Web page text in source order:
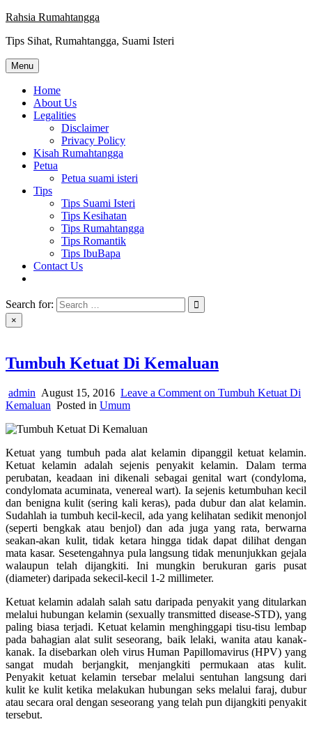
Skip
content
Rahsia Rumahtangga
Tips Sihat, Rumahtangga, Suami Isteri
Menu
Home
About Us
Legalities
Disclaimer
Privacy Policy
Kisah Rumahtangga
Petua
Petua suami isteri
Tips
Tips Suami Isteri
Tips Kesihatan
Tips Rumahtangga
Tips Romantik
Tips IbuBapa
Contact Us
Search for:
×
Tumbuh Ketuat Di Kemaluan
admin August 15, 2016 Leave a Comment on Tumbuh Ketuat Di
Kemaluan Posted in Umum
Ketuat yang tumbuh pada alat kelamin dipanggil ketuat kelamin.
Ketuat kelamin adalah sejenis penyakit kelamin. Dalam terma
perubatan, keadaan ini dikenali sebagai genital wart (condyloma,
condylomata acuminata, venereal wart). Ia sejenis ketumbuhan kecil
dan benigna kulit (sering kali keras), pada dubur dan alat kelamin.
Sudahlah ia tumbuh kecil-kecil, ada yang kelihatan sedikit menonjol
(seperti bengkak atau benjol) dan ada juga yang rata, berwarna
seakan-akan kulit, tidak ketara hingga tidak dapat dilihat dengan
mata kasar. Sesetengahnya pula langsung tidak menunjukkan gejala
walaupun telah dijangkiti. Ini mungkin berukuran garis pusat
(diameter) daripada sekecil-kecil 1-2 millimeter.
Ketuat kelamin adalah salah satu daripada penyakit yang ditularkan
melalui hubungan kelamin (sexually transmitted disease-STD), yang
paling biasa terjadi. Ketuat kelamin menghinggapi tisu-tisu lembap
pada bahagian alat sulit seseorang, baik lelaki, wanita atau kanak-
kanak. Ia disebarkan oleh virus Human Papillomavirus (HPV) yang
sangat mudah berjangkit, menjangkiti permukaan atas kulit.
Penyakit ketuat kelamin tersebar melalui sentuhan langsung dari
kulit ke kulit ketika melakukan hubungan seks melalui faraj, dubur
atau secara oral dengan seseorang yang telah pun dijangkiti penyakit
tersebut.